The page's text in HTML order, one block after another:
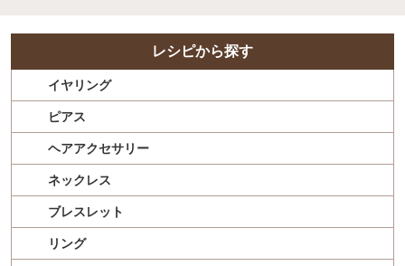
レシピから探す
イヤリング
ピアス
ヘアアクセサリー
ネックレス
ブレスレット
リング